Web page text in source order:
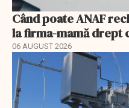
Când poate ANAF
la firma-mamă drept
06 AUGUST 2026